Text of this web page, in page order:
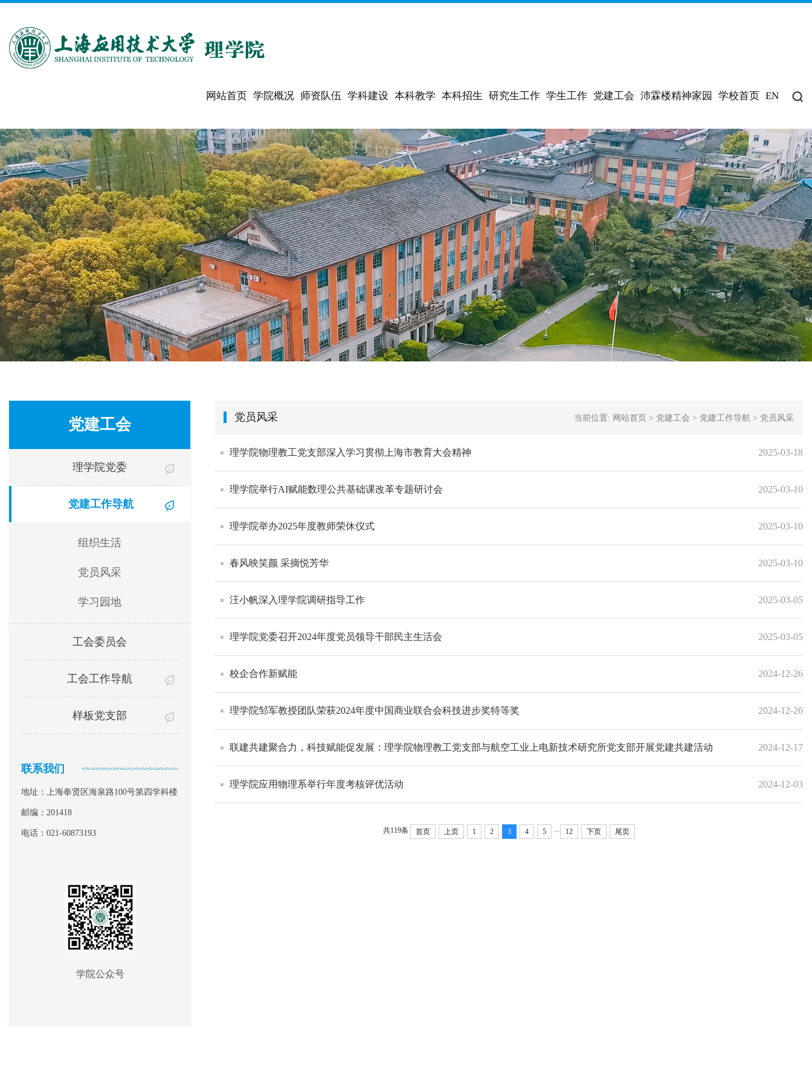
网站首页 学院概况 师资队伍 学科建设 本科教学 本科招生 研究生工作 学生工作 党建工会 沛霖楼精神家园 学校首页 EN
党建工会
理学院党委
党建工作导航
组织生活
党员风采
学习园地
工会委员会
工会工作导航
样板党支部
联系我们
地址：上海奉贤区海泉路100号第四学科楼
邮编：201418
电话：021-60873193
学院公众号
党员风采 当前位置: 网站首页 > 党建工会 > 党建工作导航 > 党员风采
理学院物理教工党支部深入学习贯彻上海市教育大会精神 2025-03-18
理学院举行AI赋能数理公共基础课改革专题研讨会 2025-03-10
理学院举办2025年度教师荣休仪式 2025-03-10
春风映笑颜 采摘悦芳华 2025-03-10
汪小帆深入理学院调研指导工作 2025-03-05
理学院党委召开2024年度党员领导干部民主生活会 2025-03-05
校企合作新赋能 2024-12-26
理学院邹军教授团队荣获2024年度中国商业联合会科技进步奖特等奖 2024-12-26
联建共建聚合力，科技赋能促发展：理学院物理教工党支部与航空工业上电新技术研究所党支部开展党建共建活动 2024-12-17
理学院应用物理系举行年度考核评优活动 2024-12-03
共119条 首页 上页 1 2 3 4 5 ... 12 下页 尾页